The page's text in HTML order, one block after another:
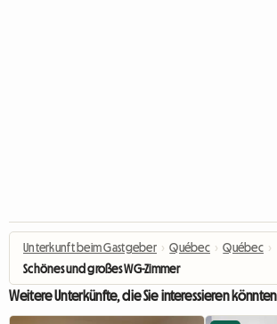
Unterkunft beim Gastgeber › Québec › Québec ›
Schönes und großes WG-Zimmer
Weitere Unterkünfte, die Sie interessieren könnten